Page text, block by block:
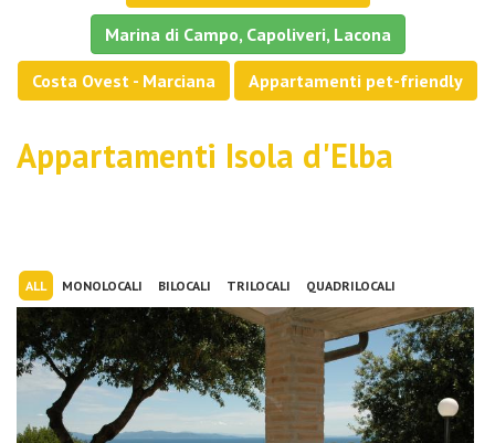
Marina di Campo, Capoliveri, Lacona
Costa Ovest - Marciana Appartamenti pet-friendly
Appartamenti Isola d'Elba
ALL MONOLOCALI BILOCALI TRILOCALI QUADRILOCALI